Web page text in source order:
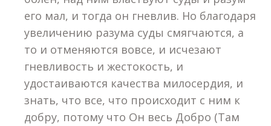
его мал, и тогда он гневлив. Но благодаря
увеличению разума суды смягчаются, а
то и отменяются вовсе, и исчезают
гневливость и жестокость, и
удостаиваются качества милосердия, и
знать, что все, что происходит с ним к
добру, потому что Он весь Добро (Там